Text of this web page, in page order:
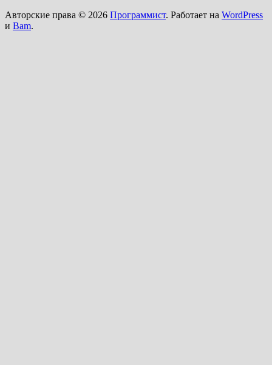
Авторские права © 2026 Программист. Работает на WordPress
и Bam.